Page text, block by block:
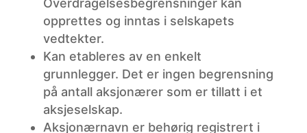
Overdragelsesbegrensninger kan
opprettes og inntas i selskapets
vedtekter.
Kan etableres av en enkelt
grunnlegger. Det er ingen begrensning
på antall aksjonærer som er tillatt i et
aksjeselskap.
Aksjonærnavn er behørig registrert i